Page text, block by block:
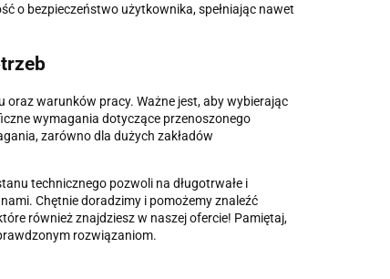
o bezpieczeństwo użytkownika, spełniając nawet
warunków pracy. Ważne jest, aby wybierając
wymagania dotyczące przenoszonego
zarówno dla dużych zakładów
technicznego pozwoli na długotrwałe i
Chętnie doradzimy i pomożemy znaleźć
również znajdziesz w naszej ofercie! Pamiętaj,
rozwiązaniom.